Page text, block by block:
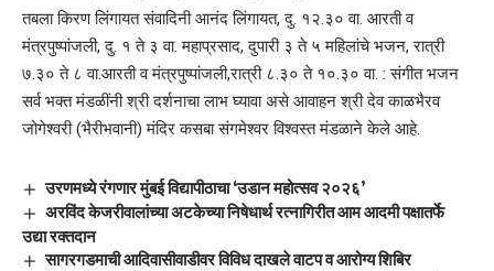
तबला किरण लिंगायत संवादिनी आनंद लिंगायत, दु. १२.३० वा. आरती व
मंत्रपुष्पांजली, दु. १ ते ३ वा. महाप्रसाद, दुपारी ३ ते ५ महिलांचे भजन, रात्री
७.३० ते ८ वा.आरती व मंत्रपुष्पांजली,रात्री ८.३० ते १०.३० वा. : संगीत भजन
सर्व भक्त मंडळींनी श्री दर्शनाचा लाभ घ्यावा असे आवाहन श्री देव काळभैरव
जोगेश्वरी (भैरीभवानी) मंदिर कसबा संगमेश्वर विश्वस्त मंडळाने केले आहे.
उरणमध्ये रंगणार मुंबई विद्यापीठाचा ‘उडान महोत्सव २०२६’
अरविंद केजरीवालांच्या अटकेच्या निषेधार्थ रत्नागिरीत आम आदमी पक्षातर्फे
उद्या रक्तदान
सागरगडमाची आदिवासीवाडीवर विविध दाखले वाटप व आरोग्य शिबिर